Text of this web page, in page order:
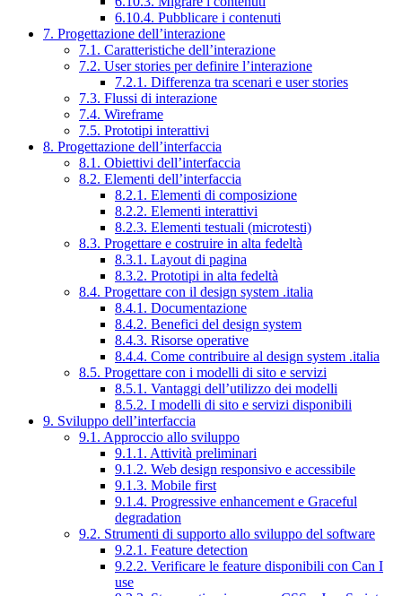
6.10.4. Pubblicare i contenuti
7. Progettazione dell’interazione
7.1. Caratteristiche dell’interazione
7.2. User stories per definire l’interazione
7.2.1. Differenza tra scenari e user stories
7.3. Flussi di interazione
7.4. Wireframe
7.5. Prototipi interattivi
8. Progettazione dell’interfaccia
8.1. Obiettivi dell’interfaccia
8.2. Elementi dell’interfaccia
8.2.1. Elementi di composizione
8.2.2. Elementi interattivi
8.2.3. Elementi testuali (microtesti)
8.3. Progettare e costruire in alta fedeltà
8.3.1. Layout di pagina
8.3.2. Prototipi in alta fedeltà
8.4. Progettare con il design system .italia
8.4.1. Documentazione
8.4.2. Benefici del design system
8.4.3. Risorse operative
8.4.4. Come contribuire al design system .italia
8.5. Progettare con i modelli di sito e servizi
8.5.1. Vantaggi dell’utilizzo dei modelli
8.5.2. I modelli di sito e servizi disponibili
9. Sviluppo dell’interfaccia
9.1. Approccio allo sviluppo
9.1.1. Attività preliminari
9.1.2. Web design responsivo e accessibile
9.1.3. Mobile first
9.1.4. Progressive enhancement e Graceful
degradation
9.2. Strumenti di supporto allo sviluppo del software
9.2.1. Feature detection
9.2.2. Verificare le feature disponibili con Can I
use